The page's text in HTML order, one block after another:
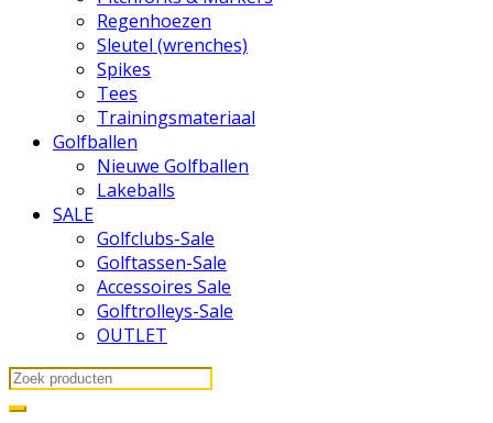
Regenhoezen
Sleutel (wrenches)
Spikes
Tees
Trainingsmateriaal
Golfballen
Nieuwe Golfballen
Lakeballs
SALE
Golfclubs-Sale
Golftassen-Sale
Accessoires Sale
Golftrolleys-Sale
OUTLET
Search
for: